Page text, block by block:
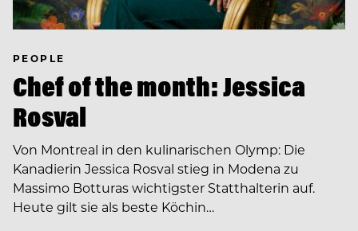
PEOPLE
Chef of the month: Jessica
Rosval
Von Montreal in den kulinarischen Olymp: Die
Kanadierin Jessica Rosval stieg in Modena zu
Massimo Botturas wichtigster Statthalterin auf.
Heute gilt sie als beste Köchin…